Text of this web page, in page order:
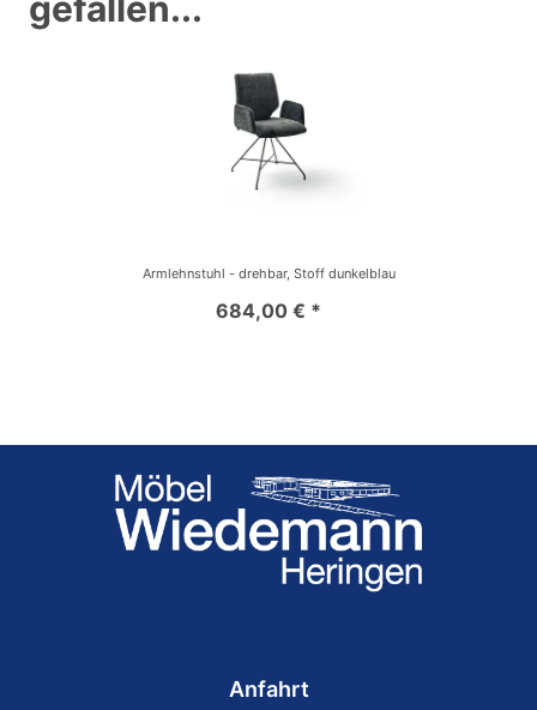
gefallen...
Armlehnstuhl - drehbar, Stoff dunkelblau
684,00 € *
Anfahrt